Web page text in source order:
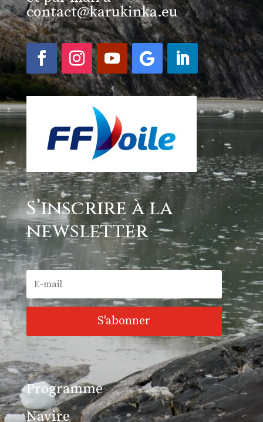
contact@karukinka.eu
S’inscrire à la
newsletter
S'abonner
Programme
Navire